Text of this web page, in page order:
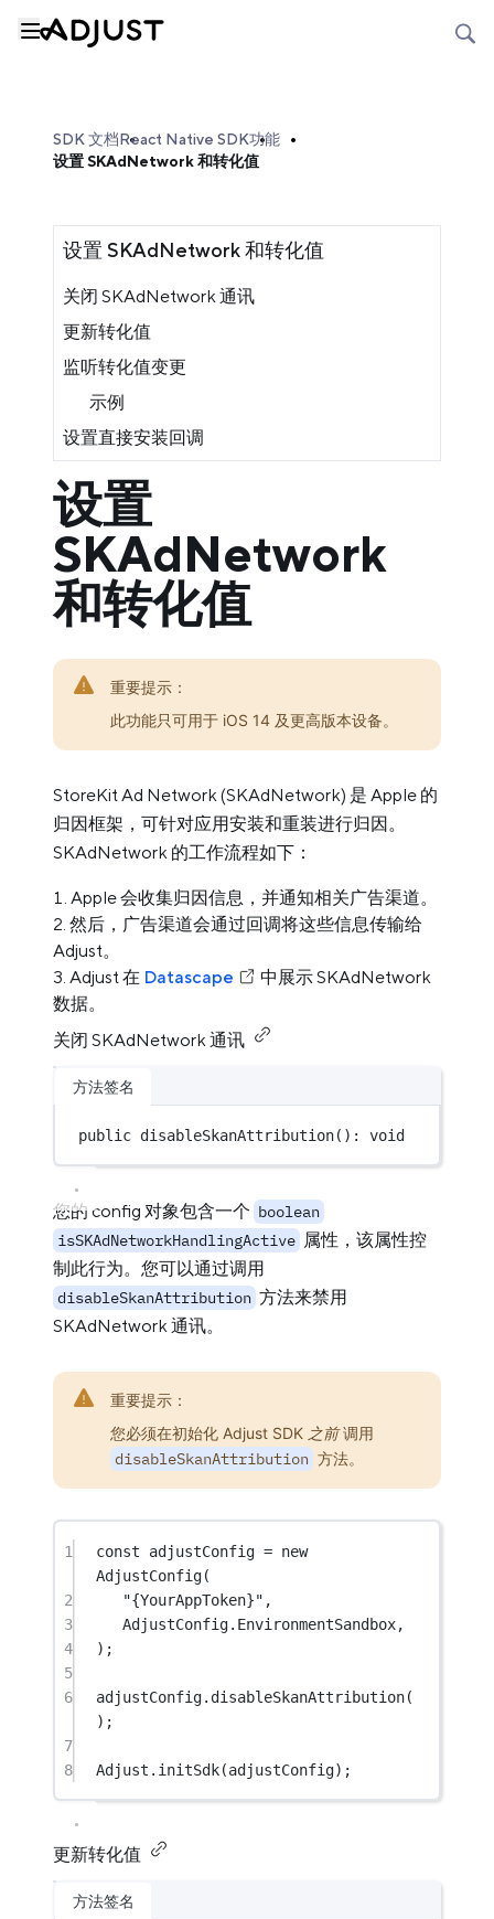
SDK 文档React Native SDK功能
设置 SKAdNetwork 和转化值
设置 SKAdNetwork 和转化值
关闭 SKAdNetwork 通讯
更新转化值
监听转化值变更
示例
设置直接安装回调
设置
SKAdNetwork
和转化值
重要提示：
此功能只可用于 iOS 14 及更高版本设备。
StoreKit Ad Network (SKAdNetwork) 是 Apple 的
归因框架，可针对应用安装和重装进行归因。
SKAdNetwork 的工作流程如下：
Apple 会收集归因信息，并通知相关广告渠道。
然后，广告渠道会通过回调将这些信息传输给
Adjust。
Adjust 在 Datascape
中展示 SKAdNetwork
数据。
关闭 SKAdNetwork 通讯
方法签名
public disableSkanAttribution(): void
您的 config 对象包含一个 boolean
isSKAdNetworkHandlingActive 属性，该属性控
制此行为。您可以通过调用
disableSkanAttribution 方法来禁用
SKAdNetwork 通讯。
重要提示：
您必须在初始化 Adjust SDK 之前调用
disableSkanAttribution 方法。
1 const adjustConfig = new
AdjustConfig(
2
"{YourAppToken}" ,
3
AdjustConfig.EnvironmentSandbox,
4
);
5
6
adjustConfig. disableSkanAttribution(
);
7
8
Adjust. initSdk(adjustConfig);
更新转化值
方法签名